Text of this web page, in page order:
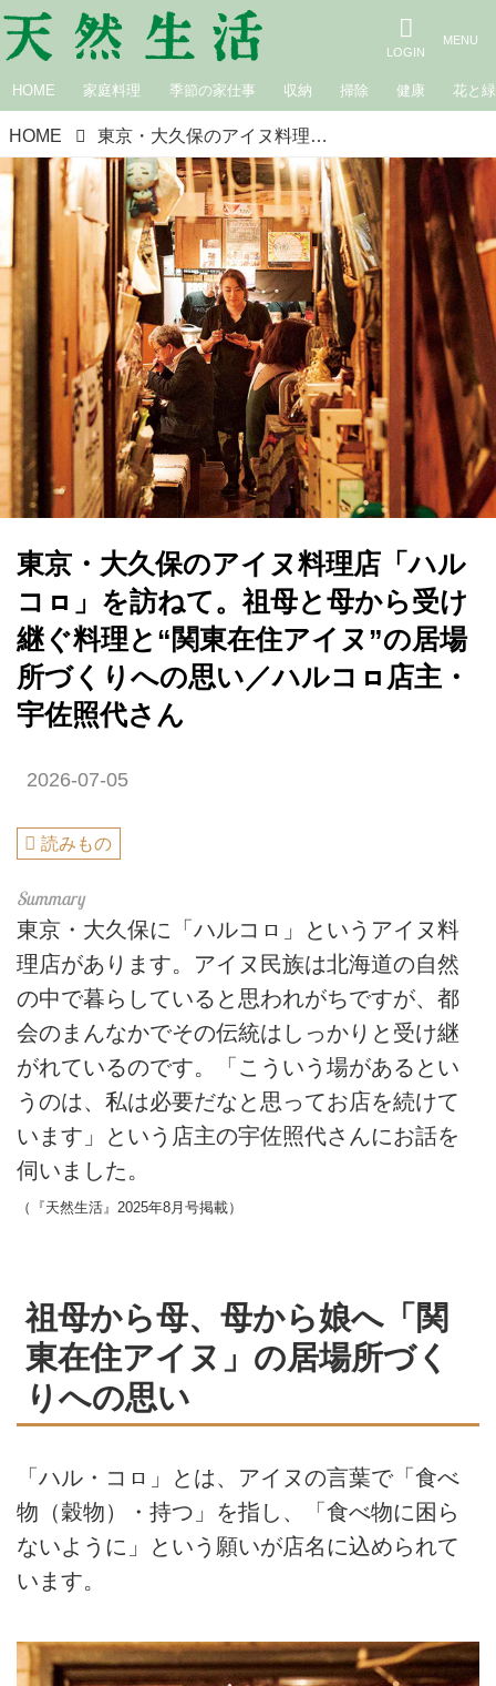
HOME 家庭料理 季節の家仕事 収納 掃除 健康 花と緑
HOME 東京・大久保のアイヌ料理店「ハルコㇿ」を訪ねて。祖母と母から受け継ぐ料理と“関東在住アイヌ”の居場所づくりへの思い／ハルコㇿ店主・宇佐照代さん
東京・大久保のアイヌ料理店「ハル
コㇿ」を訪ねて。祖母と母から受け
継ぐ料理と“関東在住アイヌ”の居場
所づくりへの思い／ハルコㇿ店主・
宇佐照代さん
2026-07-05
読みもの
東京・大久保に「ハルコㇿ」というアイヌ料
理店があります。アイヌ民族は北海道の自然
の中で暮らしていると思われがちですが、都
会のまんなかでその伝統はしっかりと受け継
がれているのです。「こういう場があるとい
うのは、私は必要だなと思ってお店を続けて
います」という店主の宇佐照代さんにお話を
伺いました。
（『天然生活』2025年8月号掲載）
祖母から母、母から娘へ「関
東在住アイヌ」の居場所づく
りへの思い
「ハル・コㇿ」とは、アイヌの言葉で「食べ
物（穀物）・持つ」を指し、「食べ物に困ら
ないように」という願いが店名に込められて
います。